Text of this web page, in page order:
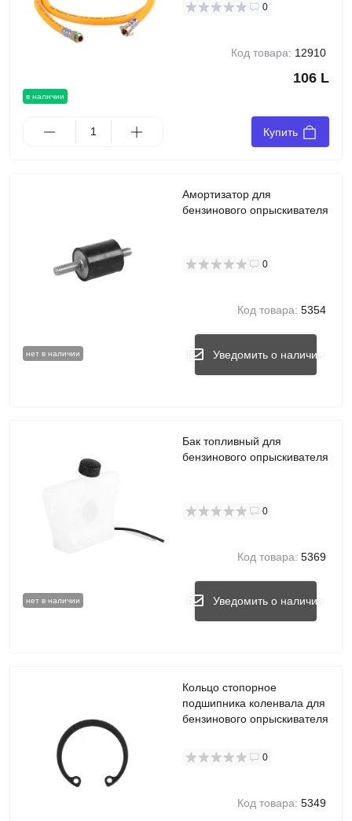
в наличии
0
Код товара: 12910
106 L
Купить
нет в наличии
Амортизатор для
бензинового опрыскивателя
0
Код товара: 5354
Уведомить о наличии
нет в наличии
Бак топливный для
бензинового опрыскивателя
0
Код товара: 5369
Уведомить о наличии
Кольцо стопорное
подшипника коленвала для
бензинового опрыскивателя
0
Код товара: 5349